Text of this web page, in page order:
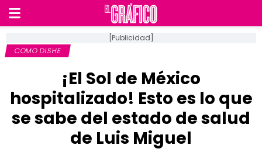
[Publicidad]
COMO DISHE
¡El Sol de México
hospitalizado! Esto es lo que
se sabe del estado de salud
de Luis Miguel